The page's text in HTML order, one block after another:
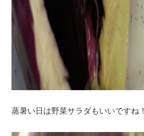
蒸暑い日は野菜サラダもいいですね！